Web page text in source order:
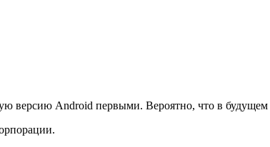
версию Android первыми. Вероятно, что в будущем